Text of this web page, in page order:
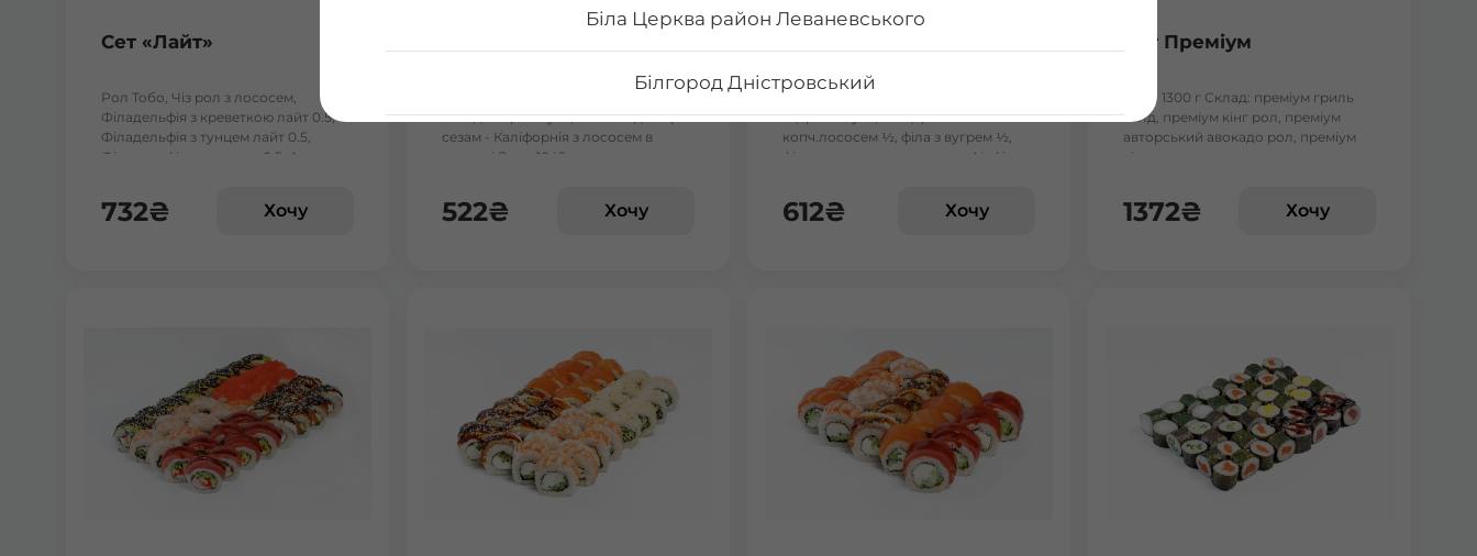
Біла Церква район Леваневського
Білгород Дністровський
Бориспіль Головатого
Бориспіль Робітнича
Бровари Торгмаш Москаленка
Сет «Лайт»
Рол Тобо, Чіз рол з лососем,
Філадельфія з креветкою лайт 0.5,
Філадельфія з тунцем лайт 0.5,
Філадельфія з лососем 0.5, Авокадо
732₴ Хочу
Філадельфія з тунцем - Філадельфія
сезам - Каліфорнія з лососем в
кунжуті Вага: 1045 г
522₴ Хочу
Вага: 1090 г Склад: філа з лососесм
½, філа з тунцем ½, філа з
копч.лососем ½, філа з вугрем ½,
філа з тигровою креветкою ½, філа
612₴ Хочу
Сет Преміум
Вага: 1300 г Склад: преміум гриль
голд, преміум кінг рол, преміум
авторський авокадо рол, преміум
кіото рол.
1372₴ Хочу